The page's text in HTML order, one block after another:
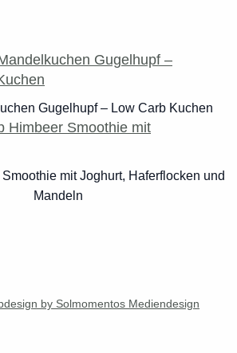
Gugelhupf – Low Carb Kuchen
mit Joghurt, Haferflocken und
Mandeln
by Solmomentos Mediendesign